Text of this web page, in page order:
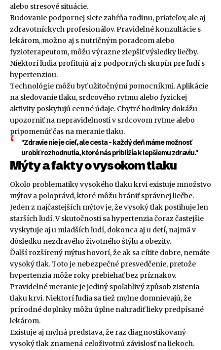
alebo stresové situácie.
Budovanie podpornej siete zahŕňa rodinu, priateľov, ale aj
zdravotníckych profesionálov. Pravidelné konzultácie s
lekárom, možno aj s nutričným poradcom alebo
fyzioterapeutom, môžu výrazne zlepšiť výsledky liečby.
Niektorí ľudia profitujú aj z podporných skupín pre ľudí s
hypertenziou.
Technológie môžu byť užitočnými pomocníkmi. Aplikácie
na sledovanie tlaku, srdcového rytmu alebo fyzickej
aktivity poskytujú cenné údaje. Chytré hodinky dokážu
upozorniť na nepravidelnosti v srdcovom rytme alebo
pripomenúť čas na meranie tlaku.
"Zdravie nie je cieľ, ale cesta – každý deň máme možnosť
urobiť rozhodnutia, ktoré nás priblížia k lepšiemu zdraviu."
Mýty a fakty o vysokom tlaku
Okolo problematiky vysokého tlaku krvi existuje množstvo
mýtov a poloprávd, ktoré môžu brániť správnej liečbe.
Jeden z najčastejších mýtov je, že vysoký tlak postihuje len
starších ľudí. V skutočnosti sa hypertenzia čoraz častejšie
vyskytuje aj u mladších ľudí, dokonca aj u detí, najmä v
dôsledku nezdravého životného štýlu a obezity.
Ďalší rozšírený mýtus hovorí, že ak sa cítite dobre, nemáte
vysoký tlak. Toto je nebezpečné presvedčenie, pretože
hypertenzia môže roky prebiehať bez príznakov.
Pravidelné meranie je jediný spoľahlivý způsob zistenia
tlaku krvi. Niektorí ľudia sa tiež mylne domnievajú, že
prírodné doplnky môžu úplne nahradiť lieky predpísané
lekárom.
Existuje aj mylná predstava, že raz diagnostikovaný
vysoký tlak znamená celoživotnú závislosť na liekoch.